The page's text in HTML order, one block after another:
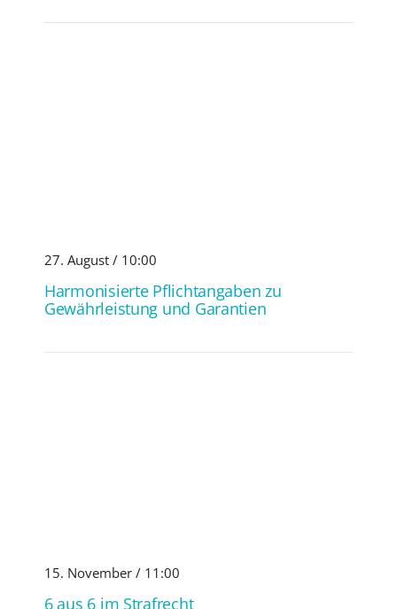
27. August / 10:00
Harmonisierte Pflichtangaben zu
Gewährleistung und Garantien
15. November / 11:00
6 aus 6 im Strafrecht